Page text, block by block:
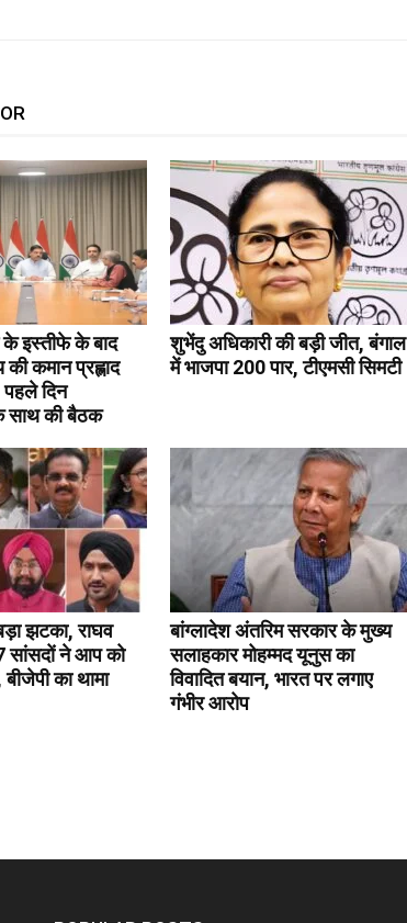
के इस्तीफे के बाद
की कमान प्रह्लाद
दिन
साथ की बैठक
शुभेंदु अधिकारी की बड़ी जीत, बंगाल
में भाजपा 200 पार, टीएमसी सिमटी
झटका, राघव
सांसदों ने आप को
का थामा
बांग्लादेश अंतरिम सरकार के मुख्य
सलाहकार मोहम्मद यूनुस का
विवादित बयान, भारत पर लगाए
गंभीर आरोप